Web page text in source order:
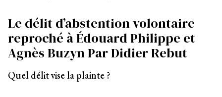
Le délit d’abstention volontaire
reproché à Édouard Philippe et
Agnès BuzynPar Didier Rebut
Quel délit vise la plainte ?